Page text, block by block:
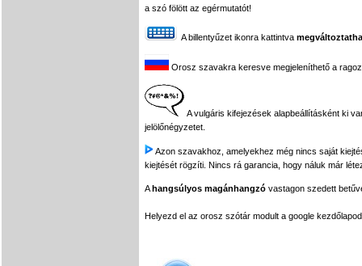
a szó fölött az egérmutatót!
A billentyűzet ikonra kattintva
Orosz szavakra keresve megjeleníthető a
A vulgáris kifejezések alapbeállításként ki
jelölőnégyzetet.
Azon szavakhoz, amelyekhez még nincs saját
kiejtését rögzíti. Nincs rá garancia, hogy náluk már
Ahangsúlyos magánhangzó vastagon szedett
Helyezd el az orosz szótár modult a google